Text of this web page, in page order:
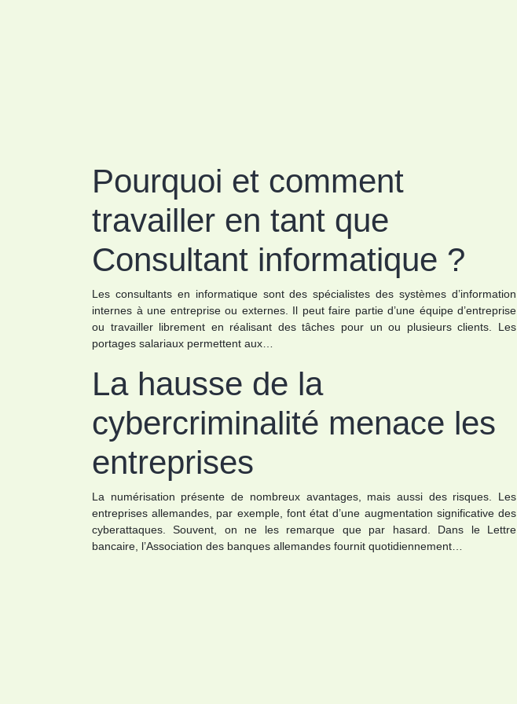
Pourquoi et comment
travailler en tant que
Consultant informatique ?
Les consultants en informatique sont des spécialistes des systèmes d’information
internes à une entreprise ou externes. Il peut faire partie d’une équipe d’entreprise
ou travailler librement en réalisant des tâches pour un ou plusieurs clients. Les
portages salariaux permettent aux…
La hausse de la
cybercriminalité menace les
entreprises
La numérisation présente de nombreux avantages, mais aussi des risques. Les
entreprises allemandes, par exemple, font état d’une augmentation significative des
cyberattaques. Souvent, on ne les remarque que par hasard. Dans le Lettre
bancaire, l’Association des banques allemandes fournit quotidiennement…